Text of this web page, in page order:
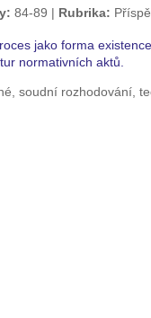
84-89 Rubrika:
jako forma
normativních aktů.
soudní rozhodování,